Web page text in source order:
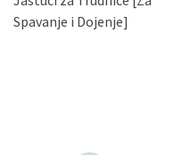
gore navedenu
Spavanje i Dojenje]